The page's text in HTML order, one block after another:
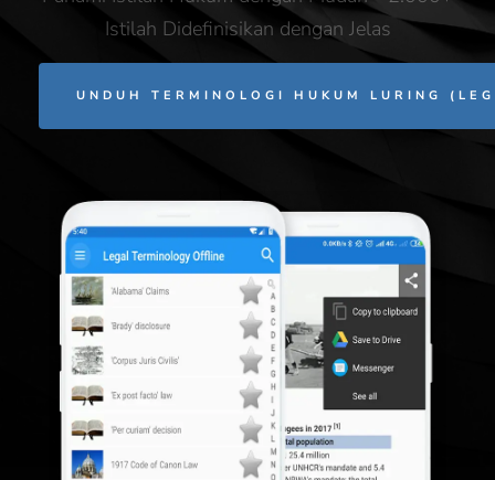
Istilah Didefinisikan dengan Jelas
UNDUH TERMINOLOGI HUKUM LURING